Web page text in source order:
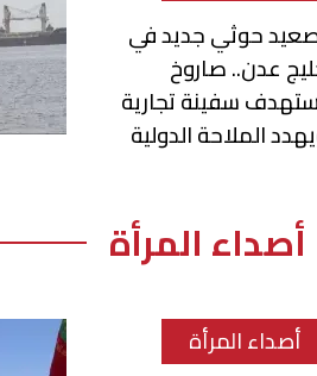
حوثي جديد في
عدن.. صاروخ
سفينة تجارية
الملاحة الدولية
أصداء المرأة
أصداء المرأة